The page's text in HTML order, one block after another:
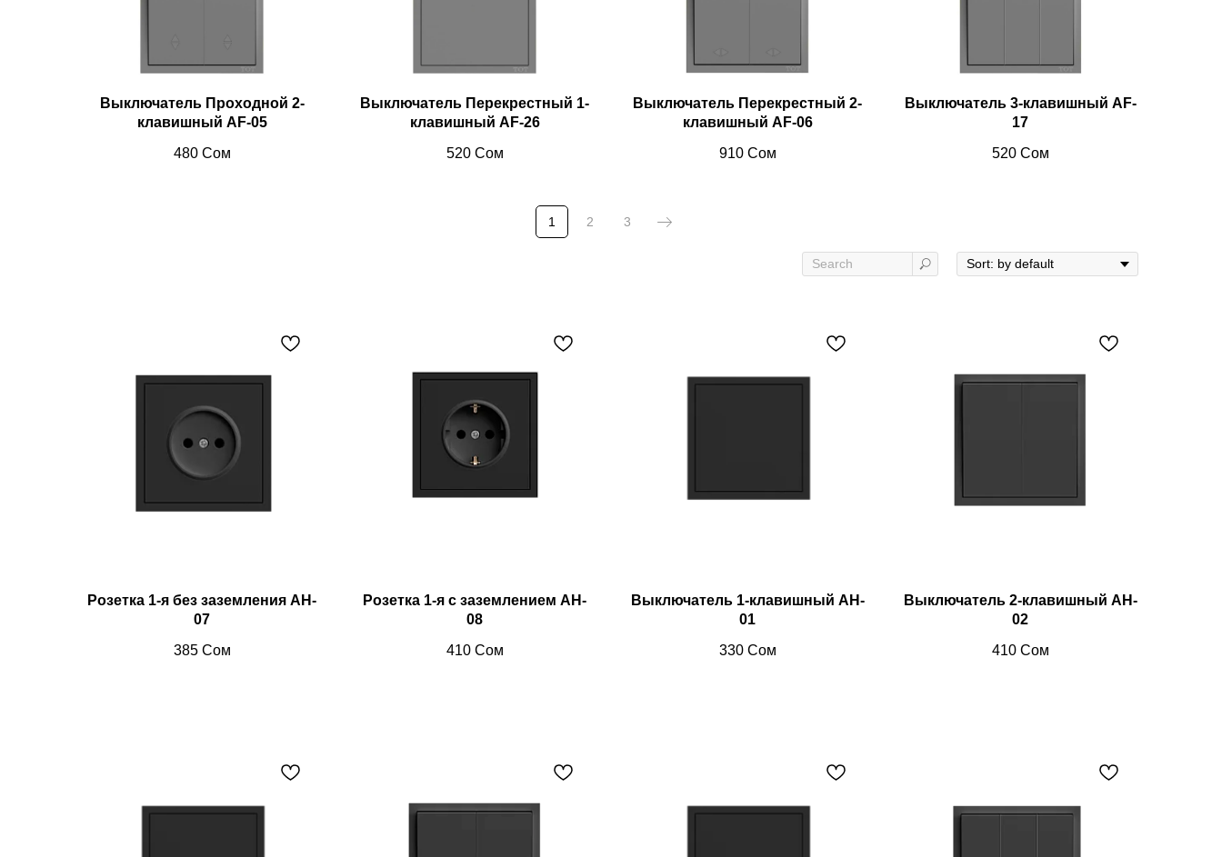
Выключатель Проходной 2-
клавишный AF-05
480 Сом
Выключатель Перекрестный 1-
клавишный AF-26
520 Сом
Выключатель Перекрестный 2-
клавишный AF-06
910 Сом
Выключатель 3-клавишный AF-
17
520 Сом
1 2 3
Розетка 1-я без заземления AH-
07
385 Сом
Розетка 1-я с заземлением AH-
08
410 Сом
Выключатель 1-клавишный AH-
01
330 Сом
Выключатель 2-клавишный AH-
02
410 Сом